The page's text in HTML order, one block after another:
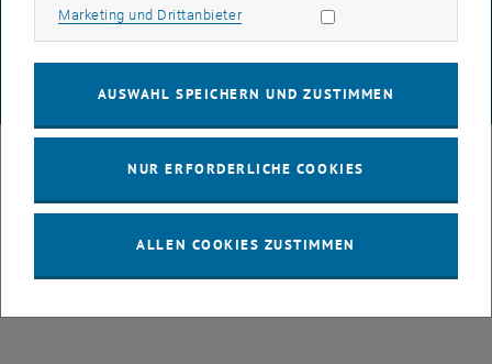
© TU Wien# 88199
COOKIEEINSTELLUNGEN
Marketing und DrittanbieterMarketing Cookies zulassen
AUSWAHL SPEICHERN UND ZUSTIMMEN
NUR ERFORDERLICHE COOKIES
ALLEN COOKIES ZUSTIMMEN